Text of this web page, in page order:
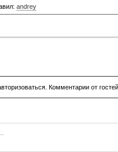
andrey
Комментарии от